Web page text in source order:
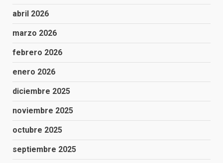
abril 2026
marzo 2026
febrero 2026
enero 2026
diciembre 2025
noviembre 2025
octubre 2025
septiembre 2025